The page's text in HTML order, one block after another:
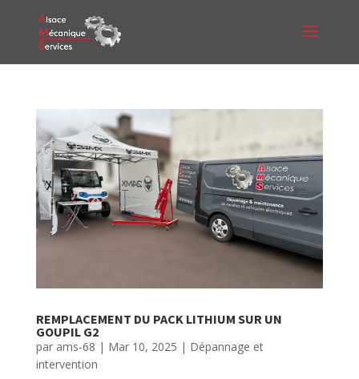
REMPLACEMENT DU PACK LITHIUM SUR UN
GOUPIL G2
par ams-68 | Mar 10, 2025 | Dépannage et
intervention